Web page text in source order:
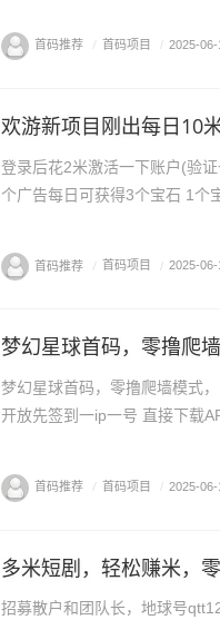
首码推荐 / 首码项目 / 2025-06-
欢游新项目刚出每日10
登录后花2米激活一下账户(验
个广告每日可获得3个宝石 1个
首码推荐 / 首码项目 / 2025-06-
梦幻星球首码，零撸爬
梦幻星球首码，零撸爬墙模式
开放先签到一ip一号 直接下载
首码推荐 / 首码项目 / 2025-06-
多米短剧，轻松赚米，
招募散户和团队长，地球号